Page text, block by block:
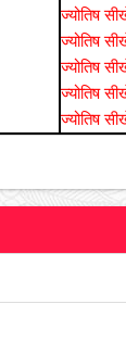
ज्‍योति‍ष
ज्‍योति‍ष
ज्‍योतिष
ज्‍योतिष
ज्‍योति‍ष